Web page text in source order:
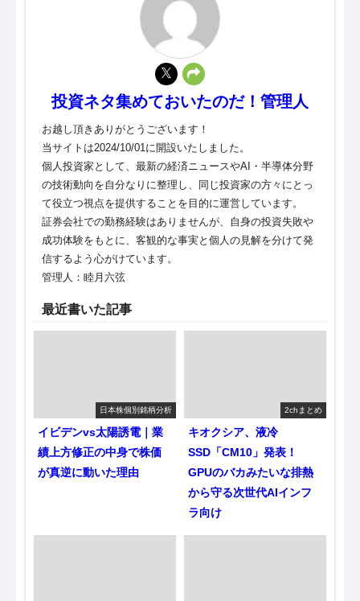
投資ネタ集めておいたのだ！管理人
お越し頂きありがとうございます！
当サイトは2024/10/01に開設いたしました。
個人投資家として、最新の経済ニュースやAI・半導体分野
の技術動向を自分なりに整理し、同じ投資家の方々にとっ
て役立つ視点を提供することを目的に運営しています。
証券会社での勤務経験はありませんが、自身の投資失敗や
成功体験をもとに、客観的な事実と個人の見解を分けて発
信するよう心がけています。
管理人：睦月六弦
最近書いた記事
日本株個別銘柄分析
イビデンvs太陽誘電｜業
績上方修正の中身で株価
が真逆に動いた理由
2chまとめ
キオクシア、液冷
SSD「CM10」発表！
GPUのバカみたいな排熱
から守る次世代AIインフ
ラ向け